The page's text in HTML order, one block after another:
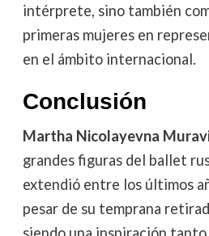
intérprete, sino también
primeras mujeres en
en el ámbito internacional.
Conclusión
Martha Nicolayevna
grandes figuras del ballet
extendió entre los últimos
pesar de su temprana